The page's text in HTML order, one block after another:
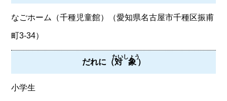
なごホーム（千種児童館）（愛知県名古屋市千種区振甫
町3-34）
だれに（対象
たいしょう
）
小学生